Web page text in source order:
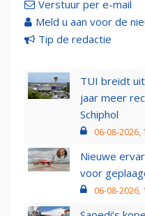
Verstuur per e-mail
Meld u aan voor de
Tip de redactie
TUI breidt
jaar meer
Schiphol
06-08-2026,
Nieuwe
voor
06-08-2026,